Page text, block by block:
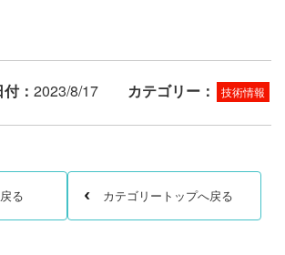
付： 2023/8/17 カテゴリー： 技術情報
る カテゴリートップへ戻る